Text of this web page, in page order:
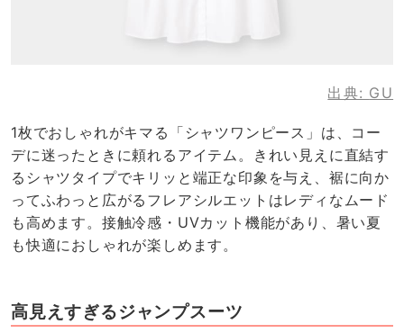
出典: GU
1枚でおしゃれがキマる「シャツワンピース」は、コー
デに迷ったときに頼れるアイテム。きれい見えに直結す
るシャツタイプでキリッと端正な印象を与え、裾に向か
ってふわっと広がるフレアシルエットはレディなムード
も高めます。接触冷感・UVカット機能があり、暑い夏
も快適におしゃれが楽しめます。
高見えすぎるジャンプスーツ